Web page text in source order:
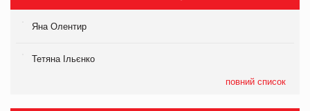
Яна Олентир
Тетяна Ільєнко
повний список